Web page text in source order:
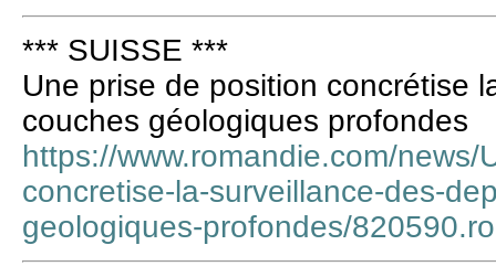
*** SUISSE ***
Une prise de position concrétise
couches géologiques profondes
https://www.romandie.com/news/
concretise-la-surveillance-des-
geologiques-profondes/